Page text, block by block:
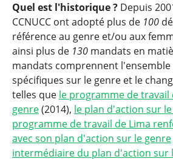
Quel est l'historique ? Depuis
CCNUCC ont adopté plus de 100
référence au genre et/ou aux
ainsi plus de 130 mandats en
mandats comprennent l'ensemble
spécifiques sur le genre et le
telles que le programme de travail
genre(2014), le plan d'action sur
programme de travail de Lima
avec son plan d'action sur le genre
intermédiaire du plan d'action sur